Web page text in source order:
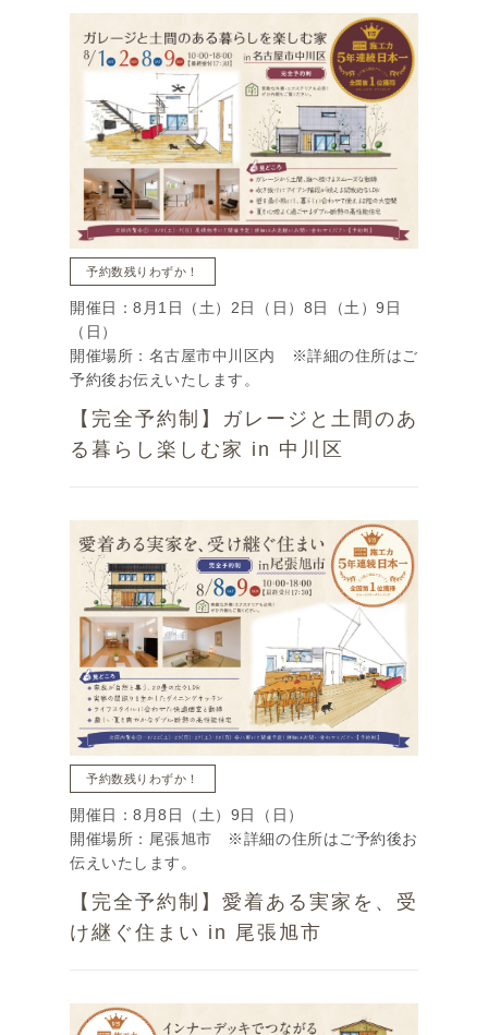
予約数残りわずか！
開催日：8月1日（土）2日（日）8日（土）9日
（日）
開催場所：名古屋市中川区内 ※詳細の住所はご
予約後お伝えいたします。
【完全予約制】ガレージと土間のあ
る暮らし楽しむ家 in 中川区
予約数残りわずか！
開催日：8月8日（土）9日（日）
開催場所：尾張旭市 ※詳細の住所はご予約後お
伝えいたします。
【完全予約制】愛着ある実家を、受
け継ぐ住まい in 尾張旭市